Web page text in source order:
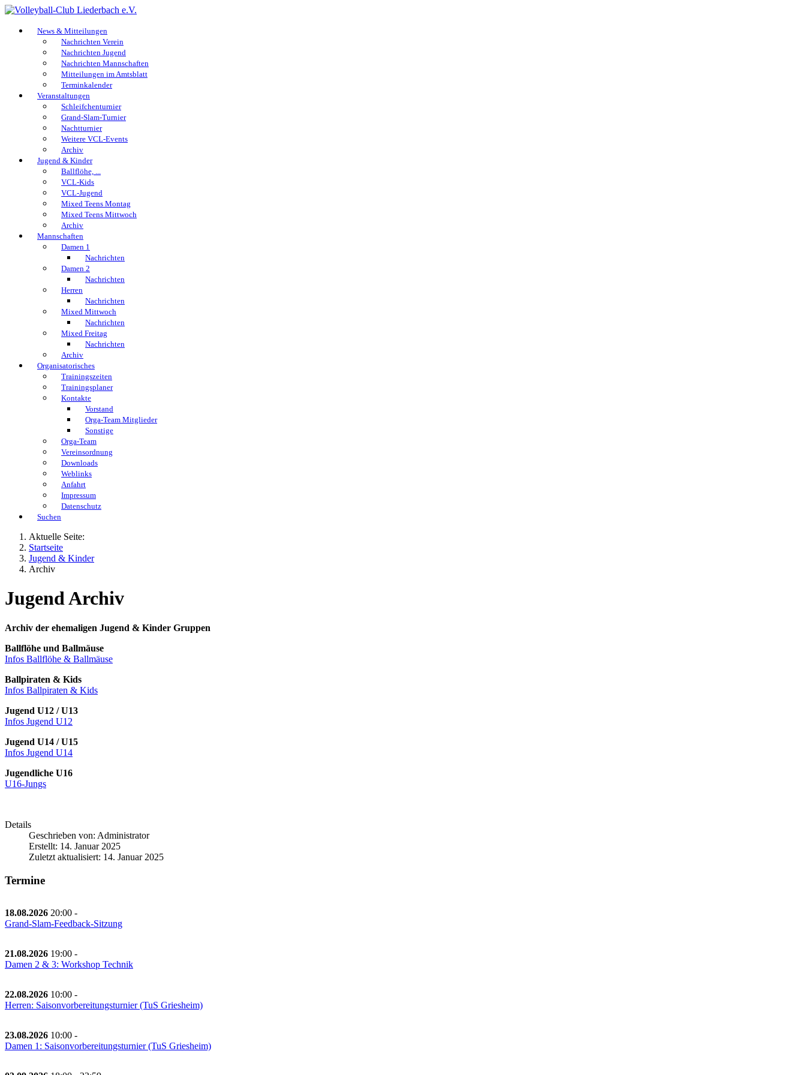
News & Mitteilungen
Nachrichten Verein
Nachrichten Jugend
Nachrichten Mannschaften
Mitteilungen im Amtsblatt
Terminkalender
Veranstaltungen
Schleifchenturnier
Grand-Slam-Turnier
Nachtturnier
Weitere VCL-Events
Archiv
Jugend & Kinder
Ballflöhe, ...
VCL-Kids
VCL-Jugend
Mixed Teens Montag
Mixed Teens Mittwoch
Archiv
Mannschaften
Damen 1
Nachrichten
Damen 2
Nachrichten
Herren
Nachrichten
Mixed Mittwoch
Nachrichten
Mixed Freitag
Nachrichten
Archiv
Organisatorisches
Trainingszeiten
Trainingsplaner
Kontakte
Vorstand
Orga-Team Mitglieder
Sonstige
Orga-Team
Vereinsordnung
Downloads
Weblinks
Anfahrt
Impressum
Datenschutz
Suchen
Aktuelle Seite:
Startseite
Jugend & Kinder
Archiv
Jugend Archiv
Archiv der ehemaligen Jugend & Kinder Gruppen
Ballflöhe und Ballmäuse
Infos Ballflöhe & Ballmäuse
Ballpiraten & Kids
Infos Ballpiraten & Kids
Jugend U12 / U13
Infos Jugend U12
Jugend U14 / U15
Infos Jugend U14
Jugendliche U16
U16-Jungs
Details
Geschrieben von: Administrator
Erstellt: 14. Januar 2025
Zuletzt aktualisiert: 14. Januar 2025
Termine
18.08.2026 20:00 -
Grand-Slam-Feedback-Sitzung
21.08.2026 19:00 -
Damen 2 & 3: Workshop Technik
22.08.2026 10:00 -
Herren: Saisonvorbereitungsturnier (TuS Griesheim)
23.08.2026 10:00 -
Damen 1: Saisonvorbereitungsturnier (TuS Griesheim)